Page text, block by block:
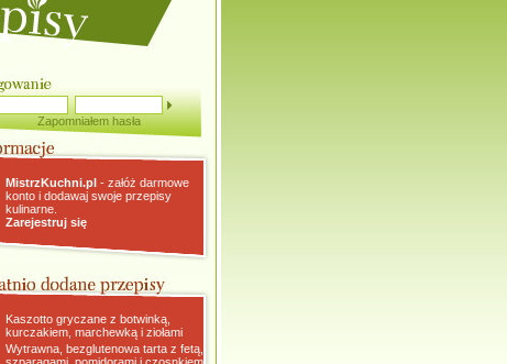
Zapomniałem hasła
MistrzKuchni.pl- załóż darmowe
konto i dodawaj swoje przepisy
kulinarne.
Zarejestruj się
Kaszotto gryczane z botwinką,
kurczakiem, marchewką i ziołami
Wytrawna, bezglutenowa tarta z fetą,